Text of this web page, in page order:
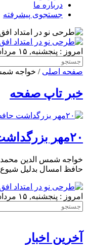
درباره ما
جستجوی پیشرفته
امروز : پنجشنبه, ۱۵ مرداد , ۱۴۰۵
صفحه اصلی / خواجه
خبر تاپ صفحه
۲۰مهر بزرگداشت حافظ
حافظ امسال بدلیل
امروز : پنجشنبه, ۱۵ مرداد , ۱۴۰۵
آخرین اخبار